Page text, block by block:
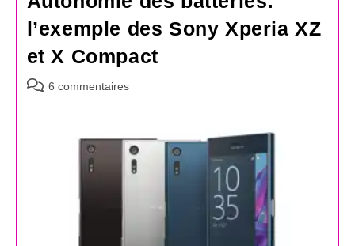
l’exemple des Sony Xperia XZ
et X Compact
Commentaires
6 commentaires